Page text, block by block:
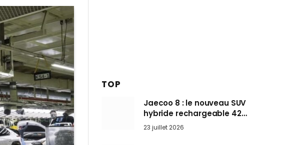
TOP
Jaecoo 8 : le nouveau SUV
hybride rechargeable 428
ch qui vise l’Audi Q7 arrive
en Europe cet automne
23 juillet 2026